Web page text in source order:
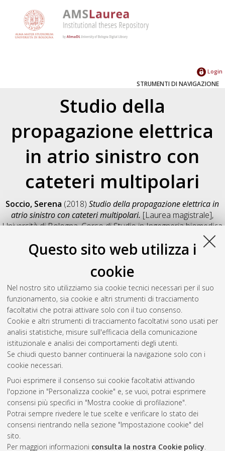
Questo sito web utilizza i
cookie
Nel nostro sito utilizziamo sia cookie tecnici necessari per il suo
funzionamento, sia cookie e altri strumenti di tracciamento
facoltativi che potrai attivare solo con il tuo consenso.
Cookie e altri strumenti di tracciamento facoltativi sono usati per
analisi statistiche, misure sull'efficacia della comunicazione
istituzionale e analisi dei comportamenti degli utenti.
Se chiudi questo banner continuerai la navigazione solo con i
cookie necessari.
Puoi esprimere il consenso sui cookie facoltativi attivando
l'opzione in "Personalizza cookie" e, se vuoi, potrai esprimere
consensi più specifici in "Mostra cookie di profilazione".
Potrai sempre rivedere le tue scelte e verificare lo stato dei
consensi rientrando nella sezione "Impostazione cookie" del
sito.
Per maggiori informazioni consulta la nostra Cookie policy.
Login
STRUMENTI DI NAVIGAZIONE
Studio della
propagazione elettrica
in atrio sinistro con
cateteri multipolari
Soccio, Serena (2018)Studio della propagazione elettrica in
atrio sinistro con cateteri multipolari. [Laurea magistrale],
Università di Bologna, Corso di Studio inIngegneria biomedica
, Documento full-text non disponibile
Salva citazione
Condividi
Il full-text non è disponibile per scelta dell'autore. (
Abstract
Altri metadati
Gestione del documento:
Atom
Rss 1.0
Rss 2.0
AMS Laurea